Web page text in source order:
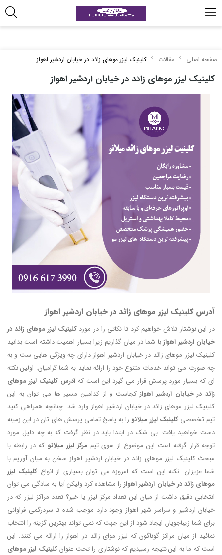
صفحه اصلی مقالات کلینیک لیزر موهای زائد در خیابان اردشیر اهواز
کلینیک لیزر موهای زائد در خیابان اردشیر اهواز
آدرس کلینیک لیزر موهای زائد در خیابان اردشیر اهواز
در این نوشتار تلاش خواهیم کرد تا نکاتی را در موردکلینیک لیزر موهای زائد در
خیابان اردشیر اهوازبا شما در میان گذاریم زیرا بسیار اهمیت داشته است بدانید
کلینیک لیزر موهای زائد در خیابان اردشیر اهواز دارای چه ویژگی هایی ست و به
چه صورت می تواند خدمات متنوع خود را ارائه نماید به شما گرامیان. اولین نکته
ای که بسیار مورد پرسش قرار می گیرد این است کهآدرس کلینیک لیزر موهای
زائد در خیابان اردشیر اهوازکجاست و از کدامین مسیر ها می توان به این
کلینیک لیزر موهای زائد در خیابان اردشیر اهواز وارد شد. چنانچه همراهی کنید
تیم تخصصیکلینیک لیزر میلانورا به پاسخ تمامی پرسش های تان در این زمینه
دست خواهید یافت. بی شک در ابتدا باید در نظر گرفت که به چه دلیل مورد
توجه قرار گرفته است این موضوع از سوی تیممرکز لیزر میلانو که در رابطه با
مبحث کلینیک لیزر موهای زائد در خیابان اردشیر اهواز سخن به میان آوریم با
شما عزیزان. نکته این است که امروزه می توان بسیاری از انواع کلینیک لیزر
موهای زائد در خیابان اردشیر اهوازرا مشاهده کرد ولیکن آیا به سادگی می توان
انتخابی دقیق داشت از میان این تعداد مرکز لیزر یا خیر؟ تعدد مراکز لیزر که در
خیابان اردشیر و سراسر شهر اهواز وجود دارد موجب شده تا سردرگمی فراوانی
برای شما زیباجویان ایجاد شود از این جهت که نمی تواند بهترین گزینه را انتخاب
نمائید از میان مراکز گوناگون که لیزر موای زائد در اهواز را ارائه می کنند. این
است که ما به این نتیجه رسیدیم که نوشتاری را تحت عنوانکلینیک لیزر موهای